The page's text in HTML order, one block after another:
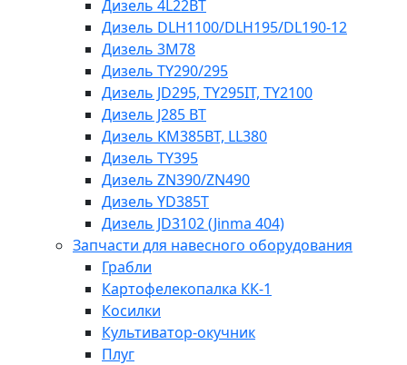
Дизель 4L22BT
Дизель DLH1100/DLH195/DL190-12
Дизель 3М78
Дизель TY290/295
Дизель JD295, TY295IT, TY2100
Дизель J285 BT
Дизель KM385BT, LL380
Дизель TY395
Дизель ZN390/ZN490
Дизель YD385T
Дизель JD3102 (Jinma 404)
Запчасти для навесного оборудования
Грабли
Картофелекопалка КК-1
Косилки
Культиватор-окучник
Плуг